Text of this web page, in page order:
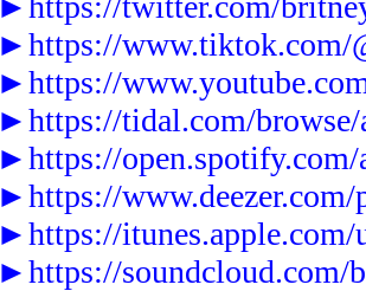
►https://www.tiktok.com/
►https://
►https://tidal.com/browse/
►https://
►https://
►https://itunes.apple.com/
►https://soundcloud.com/